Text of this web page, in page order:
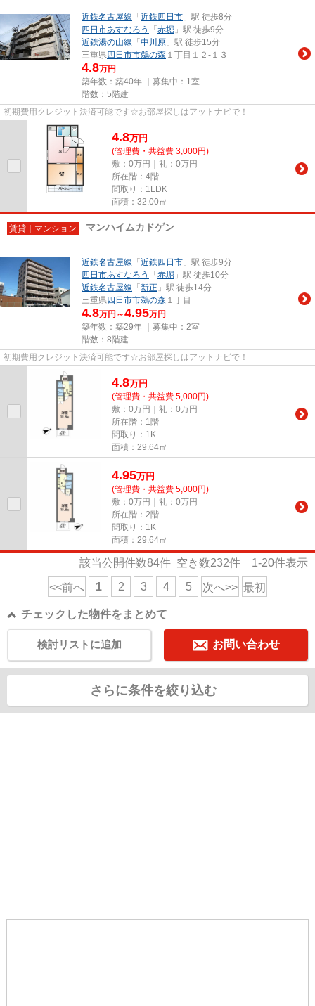
近鉄名古屋線 「 近鉄四日市 」駅 徒歩8分
四日市あすなろう
「 赤堀 」駅 徒歩9分
近鉄湯の山線 「 中川原 」駅 徒歩15分
三重県四日市市鵜の森 １丁目１２-１３
4.8万円
築年数：築40年 ｜募集中： 1室
階数：5階建
初期費用クレジット決済可能です☆お部屋探しはアットナビで！
4.8万円
(管理費・共益費 3,000円)
敷：0万円｜礼：0万円
所在階：4階
間取り：1LDK
面積：32.00㎡
賃貸｜マンション マンハイムカドゲン
近鉄名古屋線 「 近鉄四日市 」駅 徒歩9分
四日市あすなろう
「 赤堀 」駅 徒歩10分
近鉄名古屋線 「 新正 」駅 徒歩14分
三重県四日市市鵜の森 １丁目
4.8万円～4.95万円
築年数：築29年 ｜募集中： 2室
階数：8階建
初期費用クレジット決済可能です☆お部屋探しはアットナビで！
4.8万円
(管理費・共益費 5,000円)
敷：0万円｜礼：0万円
所在階：1階
間取り：1K
面積：29.64㎡
4.95万円
(管理費・共益費 5,000円)
敷：0万円｜礼：0万円
所在階：2階
間取り：1K
面積：29.64㎡
該当公開件数84件 空き数232件 1-20件表示
<<前へ 1 2 3 4 5 次へ>> 最初
チェックした物件をまとめて
お問い合わせ
検討リストに追加
さらに条件を絞り込む